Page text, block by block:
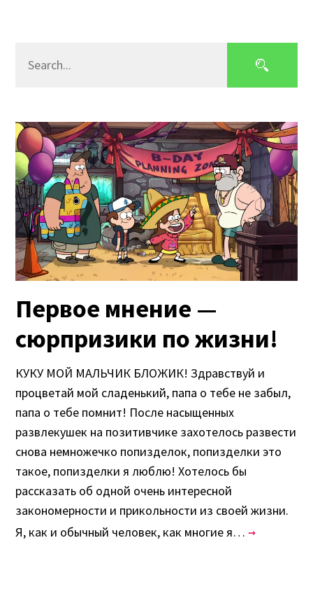
Первое мнение —
сюрпризики по жизни!
КУКУ МОЙ МАЛЬЧИК БЛОЖИК! Здравствуй и
процветай мой сладенький, папа о тебе не забыл,
папа о тебе помнит! После насыщенных
развлекушек на позитивчике захотелось развести
снова немножечко попизделок, попизделки это
такое, попизделки я люблю! Хотелось бы
рассказать об одной очень интересной
закономерности и прикольности из своей жизни.
Я, как и обычный человек, как многие я…→